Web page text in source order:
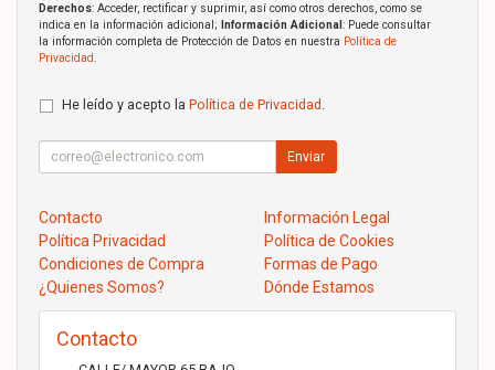
Derechos: Acceder, rectificar y suprimir, así como otros derechos, como se
indica en la información adicional;
Información Adicional : Puede consultar
la información completa de Protección de Datos en nuestra Política de
Privacidad
He leído y acepto la Política de Privacidad
Enviar
Contacto
Información Legal
Política Privacidad
Política de Cookies
Condiciones de Compra
Formas de Pago
¿Quienes Somos?
Dónde Estamos
Contacto